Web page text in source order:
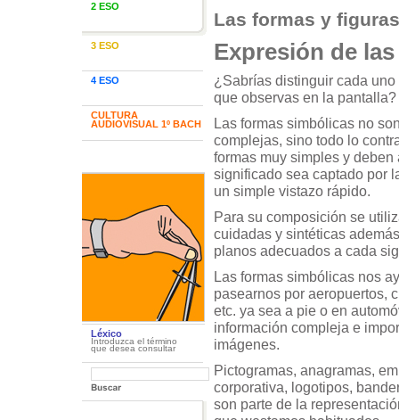
2 ESO
3 ESO
4 ESO
CULTURA
AUDIOVISUAL 1º BACH
Léxico
Introduzca el término
que desea consultar
Las formas y
Expresión de
¿Sabrías distinguir cada
que observas en la pantalla?
Las formas simbólicas no
complejas, sino todo lo
formas muy simples y deben
significado sea captado por
un simple vistazo rápido.
Para su composición se
cuidadas y sintéticas
planos adecuados a cada
Las formas simbólicas nos
pasearnos por aeropuertos,
etc. ya sea a pie o en
información compleja e
imágenes.
Pictogramas, anagramas,
corporativa, logotipos,
son parte de la